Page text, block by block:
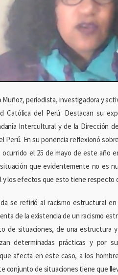
Muñoz, periodista, investigadora y
Católica del Perú. Destacan su
Intercultural y de la Dirección
Perú. En su ponencia reflexionó
el 25 de mayo de este año
que evidentemente no es
y los efectos que esto tiene respecto
se refirió al racismo estructural
de la existencia de un racismo
de situaciones, de una estructura
determinadas prácticas y por
afecta en este caso, a los
conjunto de situaciones tiene que